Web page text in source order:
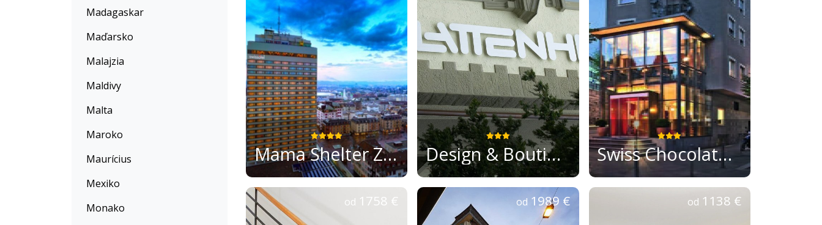
Madagaskar
Maďarsko
Malajzia
Maldivy
Malta
Maroko
Maurícius
Mexiko
Monako
Mama Shelter Zurich Design & Boutique Hotel Plattenhof Swiss Chocolate Zurich by Fassbind
od 1758 € od 1989 € od 1138 €